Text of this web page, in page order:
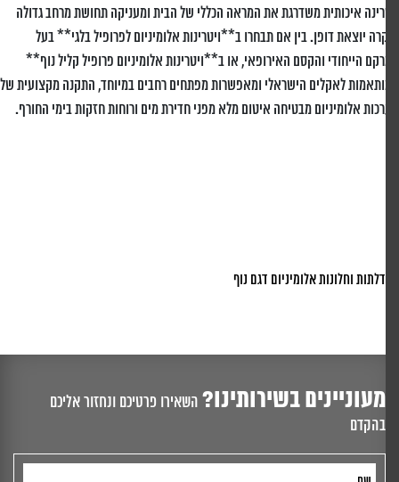
איכותית משדרגת את המראה הכללי של הבית ומעניקה תחושת מרחב גדולה
יוצאת דופן. בין אם תבחרו ב**ויטרינות אלומיניום לפרופיל בלגי** בעל
הייחודי והקסם האירופאי, או ב**ויטרינות אלומיניום פרופיל קליל נוף**
לאקלים הישראלי ומאפשרות מפתחים רחבים במיוחד, התקנה מקצועית של
אלומיניום מבטיחה איטום מלא מפני חדירת מים ורוחות חזקות בימי החורף.
דלתות וחלונות אלומיניום דגם נוף
מעוניינים בשירותינו?השאירו פרטיכם ונחזור אליכם
בהקדם